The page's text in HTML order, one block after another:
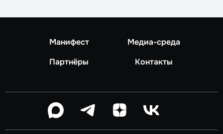
Манифест
Медиа-среда
Партнёры
Контакты